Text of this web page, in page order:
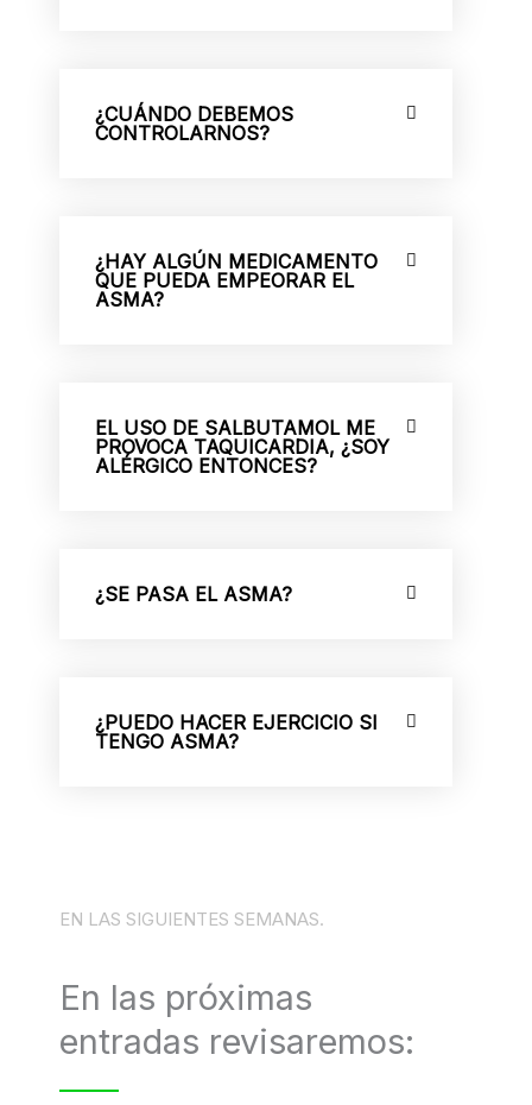
¿CUÁNDO DEBEMOS
CONTROLARNOS?
¿HAY ALGÚN MEDICAMENTO
QUE PUEDA EMPEORAR EL
ASMA?
EL USO DE SALBUTAMOL ME
PROVOCA TAQUICARDIA, ¿SOY
ALÉRGICO ENTONCES?
¿SE PASA EL ASMA?
¿PUEDO HACER EJERCICIO SI
TENGO ASMA?
EN LAS SIGUIENTES SEMANAS.
En las próximas
entradas revisaremos: